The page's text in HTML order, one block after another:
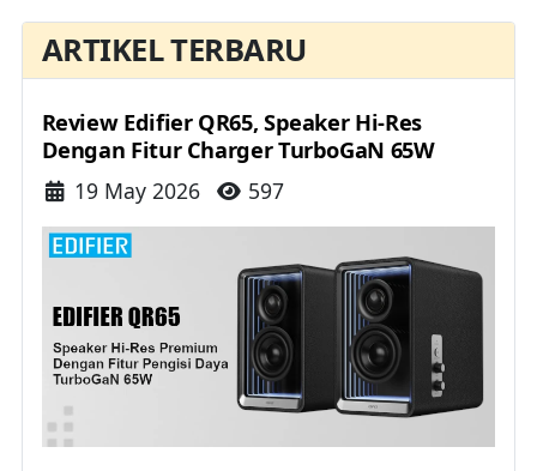
ARTIKEL TERBARU
Review Edifier QR65, Speaker Hi-Res
Dengan Fitur Charger TurboGaN 65W
Details
19 May 2026 597